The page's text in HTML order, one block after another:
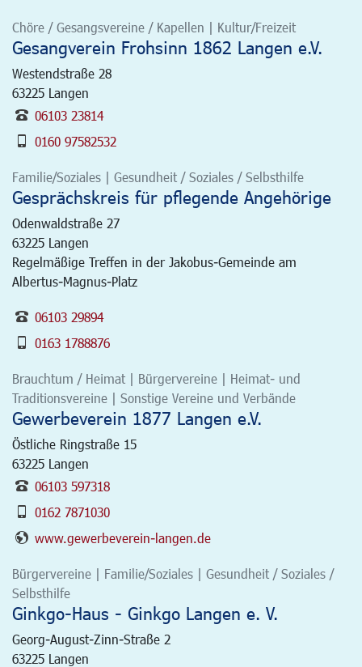
Chöre / Gesangsvereine / Kapellen | Kultur/Freizeit
Gesangverein Frohsinn 1862 Langen e.V.
Westendstraße 28
63225 Langen
06103 23814
0160 97582532
Familie/Soziales | Gesundheit / Soziales / Selbsthilfe
Gesprächskreis für pflegende Angehörige
Odenwaldstraße 27
63225 Langen
Regelmäßige Treffen in der Jakobus-Gemeinde am
Albertus-Magnus-Platz
06103 29894
0163 1788876
Brauchtum / Heimat | Bürgervereine | Heimat- und
Traditionsvereine | Sonstige Vereine und Verbände
Gewerbeverein 1877 Langen e.V.
Östliche Ringstraße 15
63225 Langen
06103 597318
0162 7871030
www.gewerbeverein-langen.de
Bürgervereine | Familie/Soziales | Gesundheit / Soziales /
Selbsthilfe
Ginkgo-Haus - Ginkgo Langen e. V.
Georg-August-Zinn-Straße 2
63225 Langen